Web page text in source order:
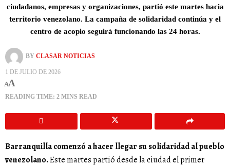
ciudadanos, empresas y organizaciones, partió este martes hacia
territorio venezolano. La campaña de solidaridad continúa y el
centro de acopio seguirá funcionando las 24 horas.
BY CLASAR NOTICIAS
1 DE JULIO DE 2026
AA
READING TIME: 2 MINS READ
Barranquilla comenzó a hacer llegar su solidaridad al pueblo
venezolano.Este martes partió desde la ciudad el primer